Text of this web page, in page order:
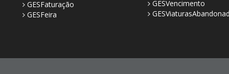
GESFaturação
GESFeira
GESVencimento